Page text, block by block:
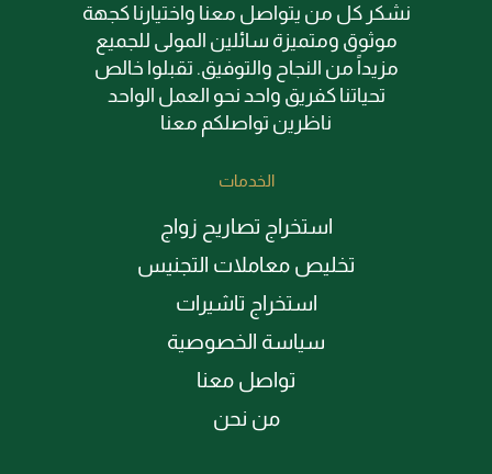
نشكر كل من يتواصل معنا واختيارنا كجهة
موثوق ومتميزة سائلين المولى للجميع
مزيداً من النجاح والتوفيق. تقبلوا خالص
تحياتنا كفريق واحد نحو العمل الواحد
ناظرين تواصلكم معنا
الخدمات
استخراج تصاريح زواج
تخليص معاملات التجنيس
استخراج تاشيرات
سياسة الخصوصية
تواصل معنا
من نحن